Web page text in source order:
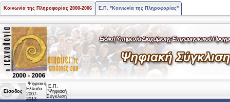
Κοινωνία της Πληροφορίας 2000-2006 Ε.Π. "Κοινωνία της Πληροφορίας"
Είσοδος
Ψηφιακή
Ελλάδα
2007-
2013
Ε.Π.
"Ψηφιακή
Σύγκλιση"